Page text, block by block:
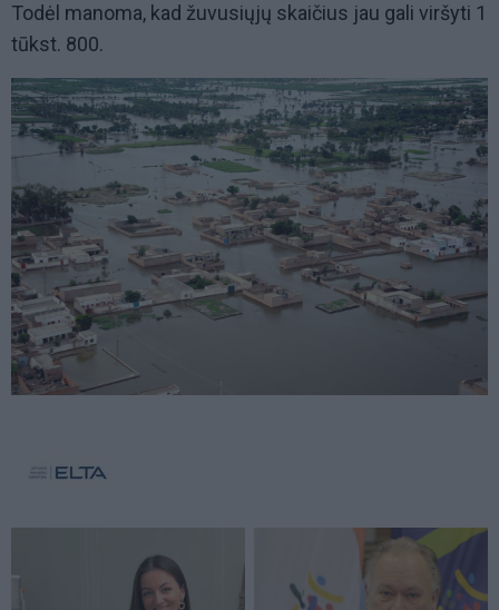
Todėl manoma, kad žuvusiųjų skaičius jau gali viršyti 1
tūkst. 800.